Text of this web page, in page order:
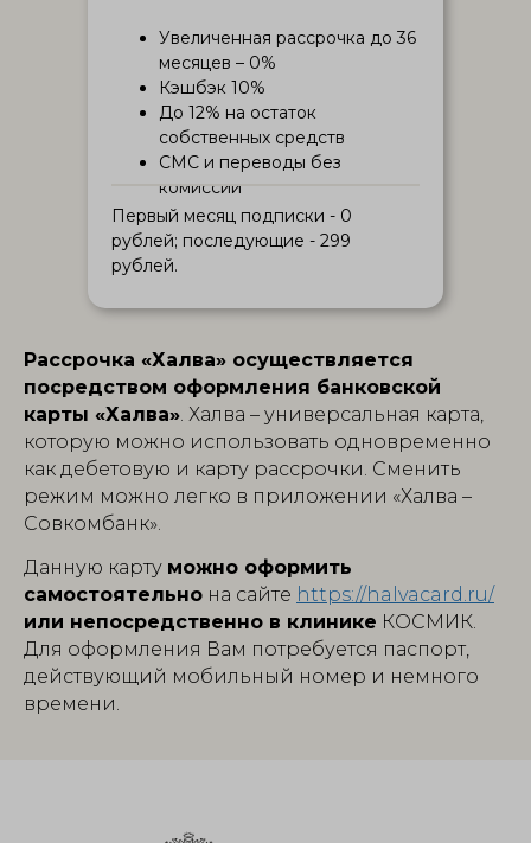
Увеличенная рассрочка до 36
месяцев – 0%
Кэшбэк 10%
До 12% на остаток
собственных средств
СМС и переводы без
комиссии
Первый месяц подписки - 0
рублей; последующие - 299
рублей.
Рассрочка «Халва» осуществляется
посредством оформления банковской
карты «Халва». Халва – универсальная карта,
которую можно использовать одновременно
как дебетовую и карту рассрочки. Сменить
режим можно легко в приложении «Халва –
Совкомбанк».
Данную карту можно оформить
самостоятельно на сайте https://halvacard.ru/
или непосредственно в клинике КОСМИК.
Для оформления Вам потребуется паспорт,
действующий мобильный номер и немного
времени.